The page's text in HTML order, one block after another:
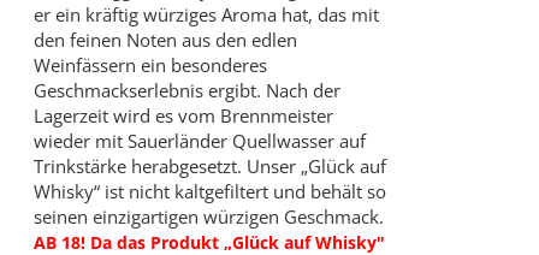
er ein kräftig würziges Aroma hat, das mit
den feinen Noten aus den edlen
Weinfässern ein besonderes
Geschmackserlebnis ergibt. Nach der
Lagerzeit wird es vom Brennmeister
wieder mit Sauerländer Quellwasser auf
Trinkstärke herabgesetzt. Unser „Glück auf
Whisky“ ist nicht kaltgefiltert und behält so
seinen einzigartigen würzigen Geschmack.
AB 18! Da das Produkt „Glück auf Whisky"